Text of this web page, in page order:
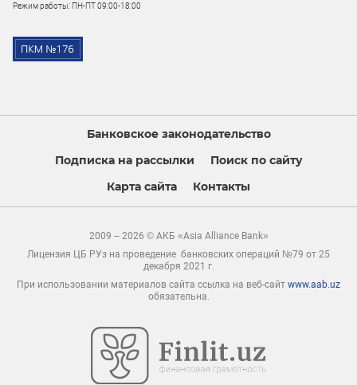
Режим работы: ПН-ПТ 09:00-18:00
Банковское законодательство
Подписка на рассылки
Поиск по сайту
Карта сайта
Контакты
2009 – 2026 © АКБ «Asia Alliance Bank»
Лицензия ЦБ РУз на проведение банковских операций №79 от 25
декабря 2021 г.
При использовании материалов сайта ссылка на веб-сайт www.aab.uz
обязательна.